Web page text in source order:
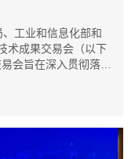
工业和信息化部和
术成果交易会（以下
会旨在深入贯彻落实
话精神，打造权威
果转化平台，营...